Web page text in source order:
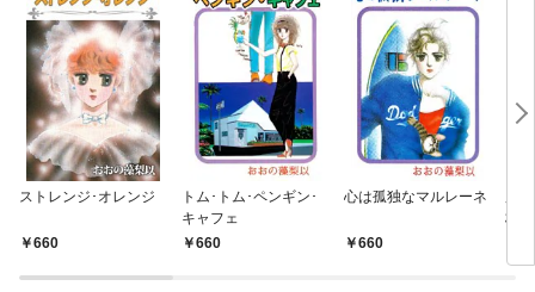
ストレンジ･オレンジ
660
トム･トム･ペンギン･
キャフェ
660
心は孤独なマルレーネ
660
杯